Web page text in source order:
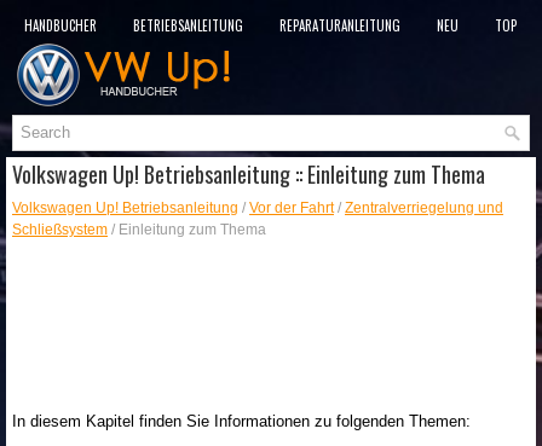
HANDBÜCHER BETRIEBSANLEITUNG REPARATURANLEITUNG NEU
TOP
SITEMAP
Volkswagen Up! Betriebsanleitung :: Einleitung zum Thema
Volkswagen Up! Betriebsanleitung / Vor der Fahrt/ Zentralverriegelung und
Schließsystem / Einleitung zum Thema
In diesem Kapitel finden Sie Informationen zu folgenden Themen: